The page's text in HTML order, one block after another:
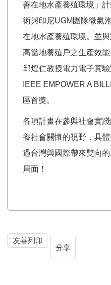
善在地水產養殖環境」
術與印尼UGM團隊微氣
在地水產養殖環境。並
高當地養殖戶之生產效能
邱煌仁教授電力電子實
IEEE EMPOWER A
區首獎。
各項計畫在參與社會實
養社會關懷的視野，具
過台灣與國際帶來雙向
局面！
友善列印
分享